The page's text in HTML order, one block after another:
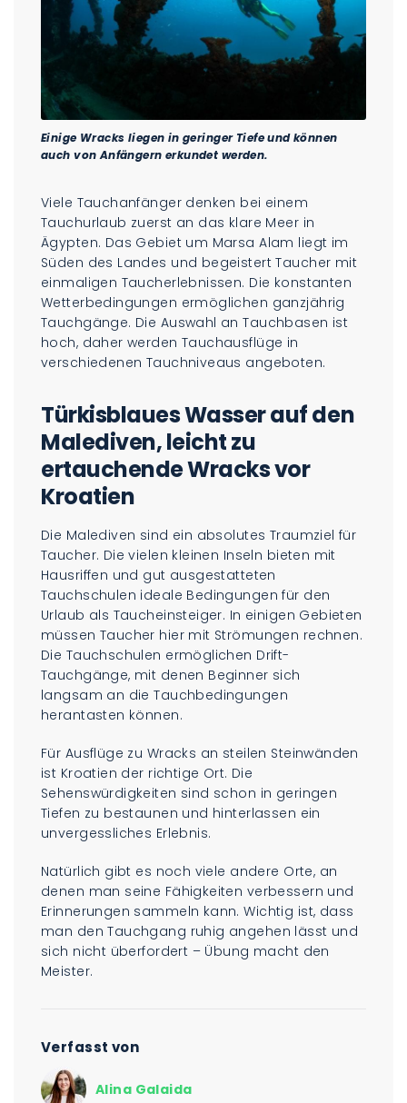
Einige Wracks liegen in geringer Tiefe und können
auch von Anfängern erkundet werden.
Viele Tauchanfänger denken bei einem
Tauchurlaub zuerst an das klare Meer in
Ägypten. Das Gebiet um Marsa Alam liegt im
Süden des Landes und begeistert Taucher mit
einmaligen Taucherlebnissen. Die konstanten
Wetterbedingungen ermöglichen ganzjährig
Tauchgänge. Die Auswahl an Tauchbasen ist
hoch, daher werden Tauchausflüge in
verschiedenen Tauchniveaus angeboten.
Türkisblaues Wasser auf den
Malediven, leicht zu
ertauchende Wracks vor
Kroatien
Die Malediven sind ein absolutes Traumziel für
Taucher. Die vielen kleinen Inseln bieten mit
Hausriffen und gut ausgestatteten
Tauchschulen ideale Bedingungen für den
Urlaub als Taucheinsteiger. In einigen Gebieten
müssen Taucher hier mit Strömungen rechnen.
Die Tauchschulen ermöglichen Drift-
Tauchgänge, mit denen Beginner sich
langsam an die Tauchbedingungen
herantasten können.
Für Ausflüge zu Wracks an steilen Steinwänden
ist Kroatien der richtige Ort. Die
Sehenswürdigkeiten sind schon in geringen
Tiefen zu bestaunen und hinterlassen ein
unvergessliches Erlebnis.
Natürlich gibt es noch viele andere Orte, an
denen man seine Fähigkeiten verbessern und
Erinnerungen sammeln kann. Wichtig ist, dass
man den Tauchgang ruhig angehen lässt und
sich nicht überfordert – Übung macht den
Meister.
Verfasst von
Alina Galaida